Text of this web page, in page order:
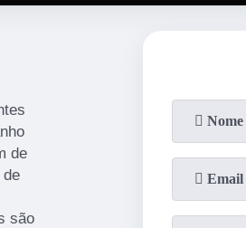
de
de
são